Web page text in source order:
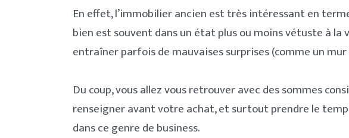
En effet, l’immobilier ancien est très intéressant en
bien est souvent dans un état plus ou moins vétuste à
entraîner parfois de mauvaises surprises (comme un
Du coup, vous allez vous retrouver avec des sommes
renseigner avant votre achat, et surtout prendre le
dans ce genre de business.